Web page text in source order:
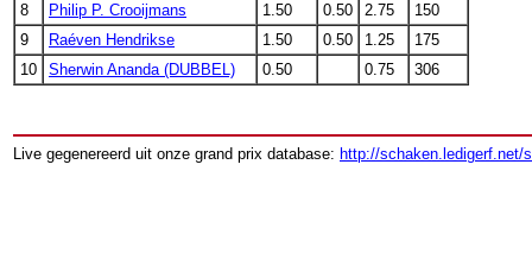
8
Philip P. Crooijmans 1.50 0.50 2.75
150
9
Raéven Hendrikse 1.50 0.50 1.25
175
10
Sherwin Ananda (DUBBEL) 0.50 0.75 306
Live gegenereerd uit onze grand prix database: http://schaken.ledigerf.net/